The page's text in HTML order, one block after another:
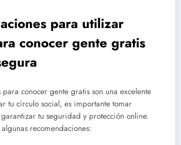
para utilizar
conocer gente gratis
conocer gente gratis son una excelente
tu círculo social, es importante tomar
tu seguridad y protección online.
recomendaciones: